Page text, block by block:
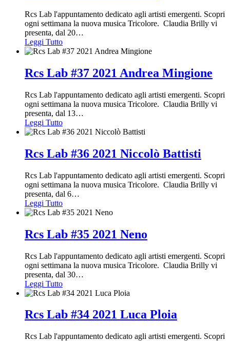
Rcs Lab l'appuntamento dedicato agli artisti emergenti. Scopri
ogni settimana la nuova musica Tricolore. Claudia Brilly vi
presenta, dal 20…
Leggi Tutto
Rcs Lab #37 2021 Andrea Mingione
Rcs Lab l'appuntamento dedicato agli artisti emergenti. Scopri
ogni settimana la nuova musica Tricolore. Claudia Brilly vi
presenta, dal 13…
Leggi Tutto
Rcs Lab #36 2021 Niccolò Battisti
Rcs Lab l'appuntamento dedicato agli artisti emergenti. Scopri
ogni settimana la nuova musica Tricolore. Claudia Brilly vi
presenta, dal 6…
Leggi Tutto
Rcs Lab #35 2021 Neno
Rcs Lab l'appuntamento dedicato agli artisti emergenti. Scopri
ogni settimana la nuova musica Tricolore. Claudia Brilly vi
presenta, dal 30…
Leggi Tutto
Rcs Lab #34 2021 Luca Ploia
Rcs Lab l'appuntamento dedicato agli artisti emergenti. Scopri